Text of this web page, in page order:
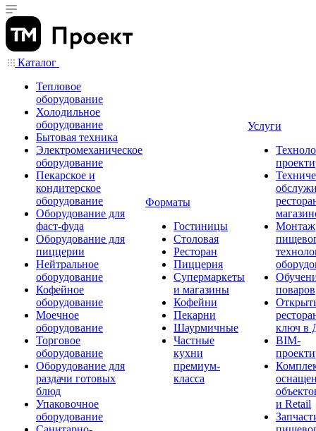
Каталог
Тепловое
оборудование
Холодильное
оборудование
Бытовая техника
Электромеханическое
оборудование
Пекарское и
кондитерское
оборудование
Оборудование для
фаст-фуда
Оборудование для
пиццерии
Нейтральное
оборудование
Кофейное
оборудование
Моечное
оборудование
Торговое
оборудование
Оборудование для
раздачи готовых
блюд
Упаковочное
оборудование
Форматы
Гостиницы
Столовая
Ресторан
Пиццерия
Супермаркеты
и магазины
Кофейни
Пекарни
Шаурмичные
Частные
кухни
премиум-
класса
Услуги
Монтаж
поваров
ключ в
BIM-
и Retail